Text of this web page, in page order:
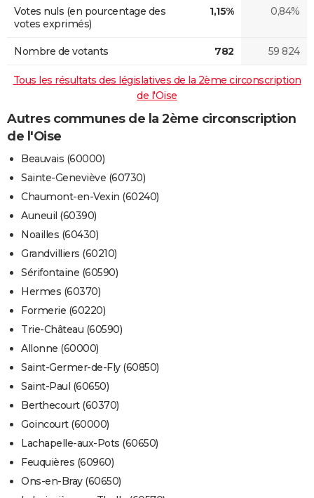
Votes nuls (en pourcentage des
votes exprimés)
1,15% 0,84%
Nombre de votants 782 59 824
Tous les résultats des législatives de la 2ème circonscription
de l'Oise
Autres communes de la 2ème circonscription
de l'Oise
Beauvais (60000)
Sainte-Geneviève (60730)
Chaumont-en-Vexin (60240)
Auneuil (60390)
Noailles (60430)
Grandvilliers (60210)
Sérifontaine (60590)
Hermes (60370)
Formerie (60220)
Trie-Château (60590)
Allonne (60000)
Saint-Germer-de-Fly (60850)
Saint-Paul (60650)
Berthecourt (60370)
Goincourt (60000)
Lachapelle-aux-Pots (60650)
Feuquières (60960)
Ons-en-Bray (60650)